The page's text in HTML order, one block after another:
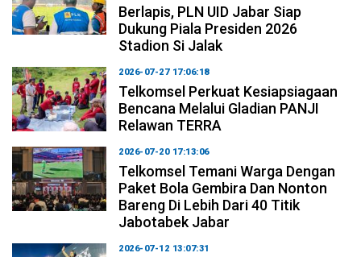
Berlapis, PLN UID Jabar Siap
Dukung Piala Presiden 2026
Stadion Si Jalak
2026-07-27 17:06:18
Telkomsel Perkuat Kesiapsiagaan
Bencana Melalui Gladian PANJI
Relawan TERRA
2026-07-20 17:13:06
Telkomsel Temani Warga Dengan
Paket Bola Gembira Dan Nonton
Bareng Di Lebih Dari 40 Titik
Jabotabek Jabar
2026-07-12 13:07:31